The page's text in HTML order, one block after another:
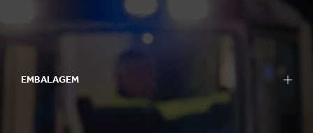
EMBALAGEM